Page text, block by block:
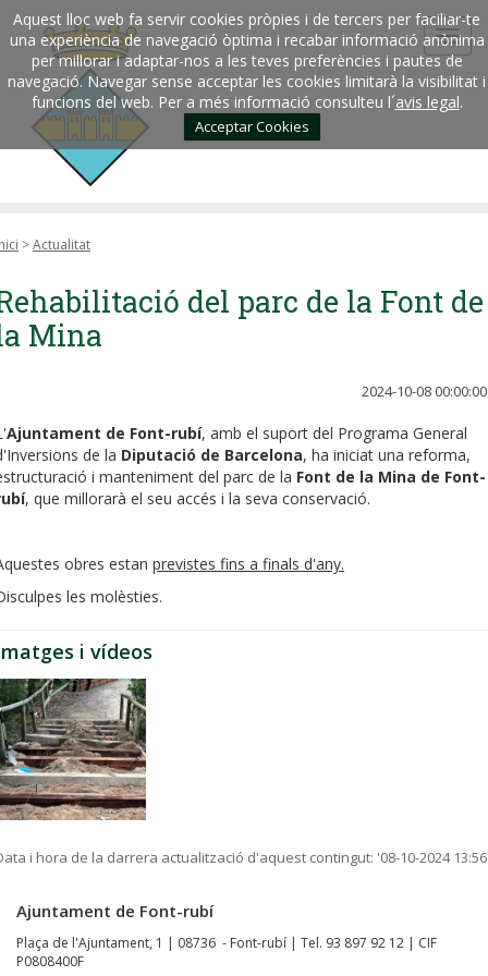
Aquest lloc web fa servir cookies pròpies i de tercers per faciliar-te
una experiència de navegació òptima i recabar informació anònima
per millorar i adaptar-nos a les teves preferències i pautes de
navegació. Navegar sense acceptar les cookies limitarà la visibilitat i
funcions del web. Per a més informació consulteu l´avis legal.
Acceptar Cookies
>Actualitat
del parc de la Font de
Mina
2024-10-08 00:00:00
Ajuntament de Font-rubí, amb el suport del Programa General
de la Diputació de Barcelona, ha iniciat una reforma,
i manteniment del parc de la Font de la Mina de Font-
, que millorarà el seu accés i la seva conservació.
obres estan previstes fins a finals d'any.
les molèsties.
i vídeos
i hora de la darrera actualització d'aquest contingut: '08-10-2024 13:56
Ajuntament de Font-rubí
Plaça de l'Ajuntament, 1 | 08736 - Font-rubí | Tel. 93 897 92 12 | CIF
P0808400F